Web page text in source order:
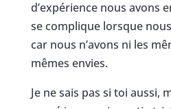
d’expérience nous avons
se complique lorsque
car nous n’avons ni les
mêmes envies.
Je ne sais pas si toi aussi,